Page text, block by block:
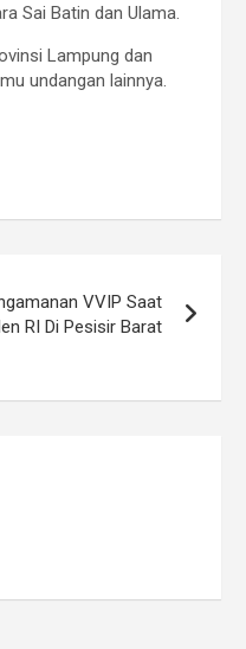
Sai Batin dan Ulama.
Lampung dan
undangan lainnya.
VVIP Saat
RI Di Pesisir Barat